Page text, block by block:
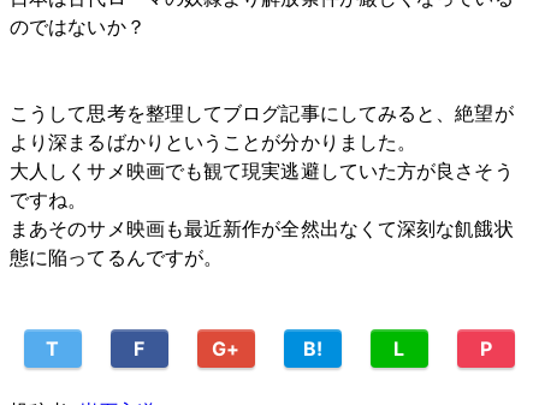
のではないか？
こうして思考を整理してブログ記事にしてみると、絶望が
より深まるばかりということが分かりました。
大人しくサメ映画でも観て現実逃避していた方が良さそう
ですね。
まあそのサメ映画も最近新作が全然出なくて深刻な飢餓状
態に陥ってるんですが。
T F G+ B! L P